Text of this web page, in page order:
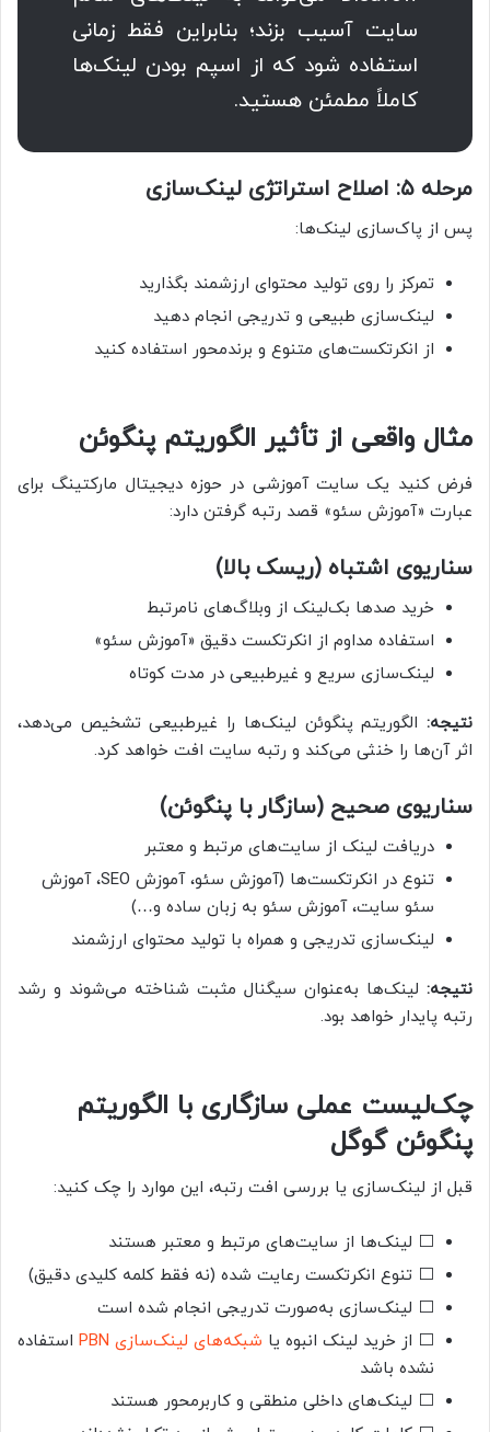
سایت آسیب بزند؛ بنابراین فقط زمانی
استفاده شود که از اسپم بودن لینک‌ها
کاملاً مطمئن هستید.
مرحله ۵: اصلاح استراتژی لینک‌سازی
پس از پاک‌سازی لینک‌ها:
تمرکز را روی تولید محتوای ارزشمند بگذارید
لینک‌سازی طبیعی و تدریجی انجام دهید
از انکرتکست‌های متنوع و برندمحور استفاده کنید
مثال واقعی از تأثیر الگوریتم پنگوئن
فرض کنید یک سایت آموزشی در حوزه دیجیتال مارکتینگ برای
عبارت «آموزش سئو» قصد رتبه گرفتن دارد:
سناریوی اشتباه (ریسک بالا)
خرید صدها بک‌لینک از وبلاگ‌های نامرتبط
استفاده مداوم از انکرتکست دقیق «آموزش سئو»
لینک‌سازی سریع و غیرطبیعی در مدت کوتاه
نتیجه: الگوریتم پنگوئن لینک‌ها را غیرطبیعی تشخیص می‌دهد،
اثر آن‌ها را خنثی می‌کند و رتبه سایت افت خواهد کرد.
سناریوی صحیح (سازگار با پنگوئن)
دریافت لینک از سایت‌های مرتبط و معتبر
تنوع در انکرتکست‌ها (آموزش سئو، آموزش SEO، آموزش
سئو سایت، آموزش سئو به زبان ساده و…)
لینک‌سازی تدریجی و همراه با تولید محتوای ارزشمند
نتیجه: لینک‌ها به‌عنوان سیگنال مثبت شناخته می‌شوند و رشد
رتبه پایدار خواهد بود.
چک‌لیست عملی سازگاری با الگوریتم
پنگوئن گوگل
قبل از لینک‌سازی یا بررسی افت رتبه، این موارد را چک کنید:
⬜ لینک‌ها از سایت‌های مرتبط و معتبر هستند
⬜ تنوع انکرتکست رعایت شده (نه فقط کلمه کلیدی دقیق)
⬜ لینک‌سازی به‌صورت تدریجی انجام شده است
⬜ از خرید لینک انبوه یا شبکه‌های لینک‌سازی PBN
استفاده
نشده باشد
⬜ لینک‌های داخلی منطقی و کاربرمحور هستند